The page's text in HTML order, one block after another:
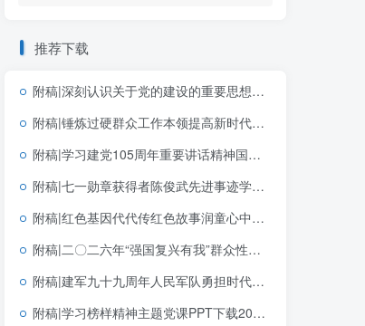
推荐下载
附稿|深刻认识关于党的建设的重要思想的重大意义可编辑思政党课团课PPT课件下载
附稿|锤炼过硬群众工作本领提高新时代群众工作能力基层党支部三会一课党课PPT
附稿|学习建党105周年重要讲话精神国企党支部党课PPT课件下载
附稿|七一勋章获得者陈俊武先进事迹学习党课PPT课件建党105周年专题党员教育
附稿|红色基因代代传红色故事润童心中小学生红色教育主题班会PPT模板
附稿|二〇二六年“强国复兴有我”群众性主题宣传教育活动青年教育PPT模板下载
附稿|建军九十九周年人民军队勇担时代使命党课ppt模板
附稿|学习榜样精神主题党课PPT下载2026“七一勋章”的精神解码